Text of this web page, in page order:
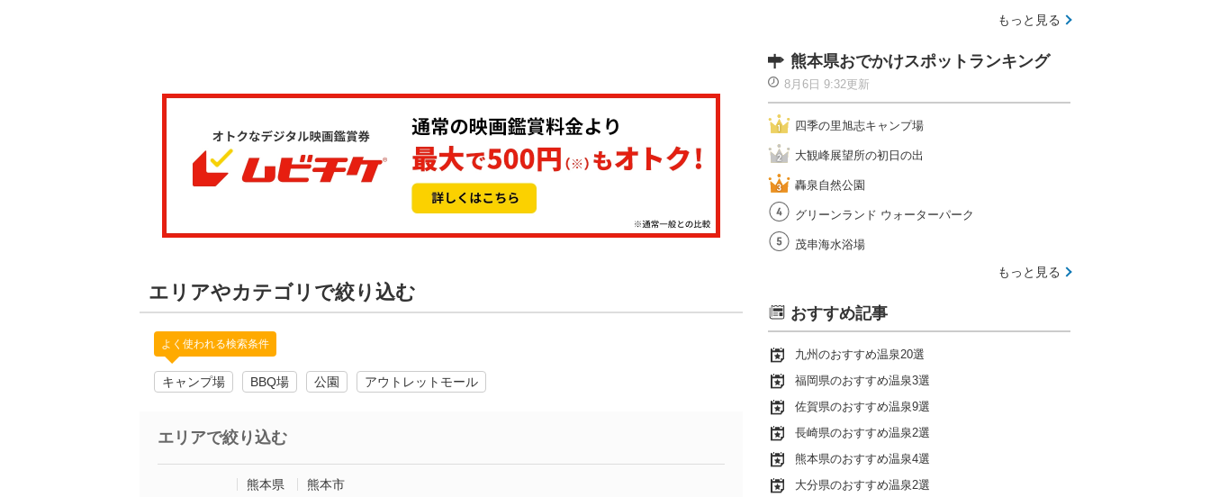
エリアやカテゴリで絞り込む
よく使われる検索条件
キャンプ場 BBQ場 公園 アウトレットモール
エリアで絞り込む
熊本県
熊本市
もっと見る
熊本県おでかけスポットランキング
8月6日 9:32更新
四季の里旭志キャンプ場
大観峰展望所の初日の出
轟泉自然公園
グリーンランド ウォーターパーク
茂串海水浴場
もっと見る
おすすめ記事
九州のおすすめ温泉20選
福岡県のおすすめ温泉3選
佐賀県のおすすめ温泉9選
長崎県のおすすめ温泉2選
熊本県のおすすめ温泉4選
大分県のおすすめ温泉2選